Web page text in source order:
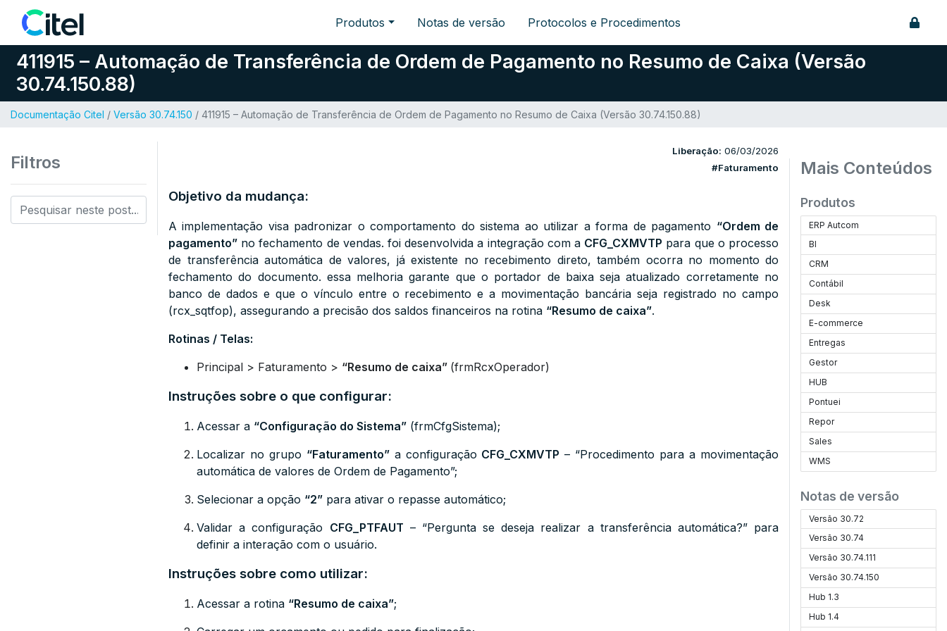
Pular para o conteúdo Produtos Notas de versão Protocolos e Procedimentos
411915 – Automação de Transferência de Ordem de Pagamento no Resumo de Caixa (Versão
30.74.150.88)
Documentação Citel / Versão 30.74.150 / 411915 – Automação de Transferência de Ordem de Pagamento no Resumo de Caixa (Versão 30.74.150.88)
Filtros
Liberação: 06/03/2026
#Faturamento
Objetivo da mudança:
A implementação visa padronizar o comportamento do sistema ao utilizar a forma de pagamento “Ordem de
pagamento” no fechamento de vendas. foi desenvolvida a integração com a CFG_CXMVTP para que o processo
de transferência automática de valores, já existente no recebimento direto, também ocorra no momento do
fechamento do documento. essa melhoria garante que o portador de baixa seja atualizado corretamente no
banco de dados e que o vínculo entre o recebimento e a movimentação bancária seja registrado no campo
(rcx_sqtfop), assegurando a precisão dos saldos financeiros na rotina “Resumo de caixa”.
Rotinas / Telas:
Principal > Faturamento > “Resumo de caixa” (frmRcxOperador)
Instruções sobre o que configurar:
Acessar a “Configuração do Sistema” (frmCfgSistema);
Localizar no grupo “Faturamento”a configuração CFG_CXMVTP – “Procedimento para a movimentação
automática de valores de Ordem de Pagamento”;
Selecionar a opção “2” para ativar o repasse automático;
Validar a configuração CFG_PTFAUT – “Pergunta se deseja realizar a transferência automática?” para
definir a interação com o usuário.
Instruções sobre como utilizar:
Acessar a rotina “Resumo de caixa”;
Mais Conteúdos
Produtos
ERP Autcom
BI
CRM
Contábil
Desk
E-commerce
Entregas
Gestor
HUB
Pontuei
Repor
Sales
WMS
Notas de versão
Versão 30.72
Versão 30.74
Versão 30.74.111
Versão 30.74.150
Hub 1.3
Hub 1.4